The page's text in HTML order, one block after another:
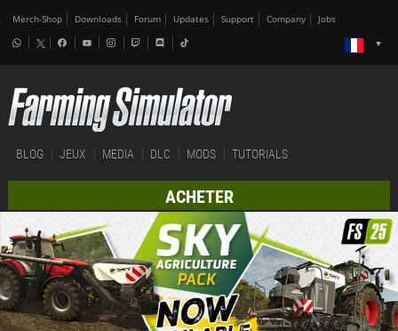
Merch-Shop Downloads Forum Updates Support Company Jobs
BLOG JEUX MEDIA DLC MODS TUTORIALS
ACHETER